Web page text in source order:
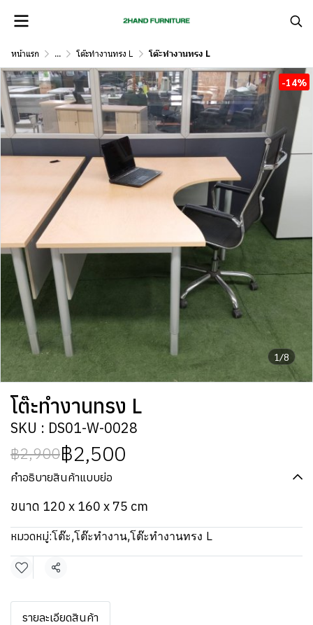
หน้าแรก ... โต๊ะทำงานทรง L โต๊ะทำงานทรง L
1/8
-14%
โต๊ะทำงานทรง L
SKU : DS01-W-0028
฿2,900฿2,500
คำอธิบายสินค้าแบบย่อ
ขนาด 120 x 160 x 75 cm
หมวดหมู่:โต๊ะ,โต๊ะทำงาน,โต๊ะทำงานทรง L
แชร์
รายละเอียดสินค้า